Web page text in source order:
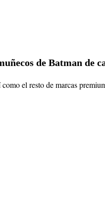
de Batman de
el resto de marcas